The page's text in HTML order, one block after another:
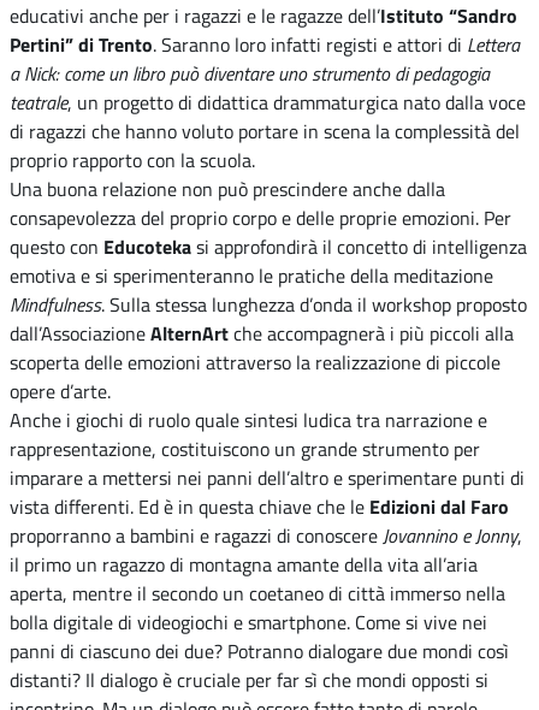
educativi anche per i ragazzi e le ragazze dell’Istituto “Sandro
Pertini” di Trento. Saranno loro infatti registi e attori di Lettera
a Nick: come un libro può diventare uno strumento di pedagogia
teatrale, un progetto di didattica drammaturgica nato dalla voce
di ragazzi che hanno voluto portare in scena la complessità del
proprio rapporto con la scuola.
Una buona relazione non può prescindere anche dalla
consapevolezza del proprio corpo e delle proprie emozioni. Per
questo con Educotekasi approfondirà il concetto di intelligenza
emotiva e si sperimenteranno le pratiche della meditazione
Mindfulness. Sulla stessa lunghezza d’onda il workshop proposto
dall’AssociazioneAlternArtche accompagnerà i più piccoli alla
scoperta delle emozioni attraverso la realizzazione di piccole
opere d’arte.
Anche i giochi di ruolo quale sintesi ludica tra narrazione e
rappresentazione, costituiscono un grande strumento per
imparare a mettersi nei panni dell’altro e sperimentare punti di
vista differenti. Ed è in questa chiave che le Edizioni dal Faro
proporranno a bambini e ragazzi di conoscereJovannino e Jonny,
il primo un ragazzo di montagna amante della vita all’aria
aperta, mentre il secondo un coetaneo di città immerso nella
bolla digitale di videogiochi e smartphone. Come si vive nei
panni di ciascuno dei due? Potranno dialogare due mondi così
distanti? Il dialogo è cruciale per far sì che mondi opposti si